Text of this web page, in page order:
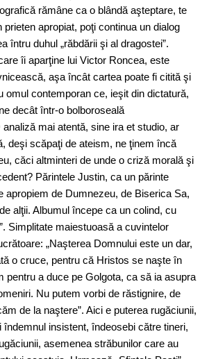
rămâne ca o blândă aşteptare, te
prieten apropiat, poţi continua un dialog
întru duhul „răbdării şi al dragostei”.
îi aparţine lui Victor Roncea, este
aşa încât cartea poate fi citită şi
omul contemporan ce, ieşit din dictatură,
decât într-o bolboroseală
mai atentă, sine ira et studio, ar
deşi scăpaţi de ateism, ne ţinem încă
căci altminteri de unde o criză morală şi
Părintele Justin, ca un părinte
apropiem de Dumnezeu, de Biserica Sa,
alţii. Albumul începe ca un colind, cu
Simplitate maiestuoasă a cuvintelor
„Naşterea Domnului este un dar,
o cruce, pentru că Hristos se naşte în
pentru a duce pe Golgota, ca să ia asupra
Nu putem vorbi de răstignire, de
de la naştere”. Aici e puterea rugăciunii,
îndemnul insistent, îndeosebi către tineri,
asemenea străbunilor care au